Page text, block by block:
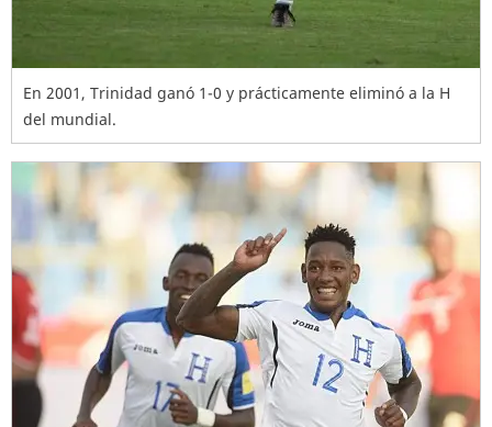
En 2001, Trinidad ganó 1-0 y prácticamente eliminó a la H
del mundial.